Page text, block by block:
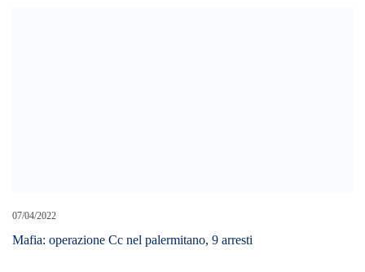
07/04/2022
Mafia: operazione Cc nel palermitano, 9 arresti